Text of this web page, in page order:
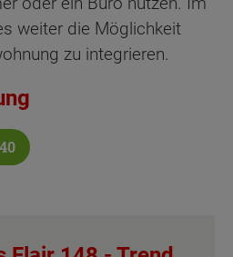
weiter die Möglichkeit
zu integrieren.